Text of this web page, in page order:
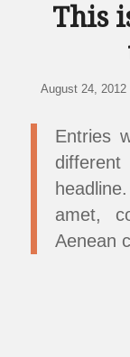
This
August 24, 2012
Entries
amet,
Aenean